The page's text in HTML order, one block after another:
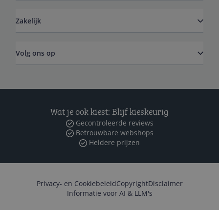
Zakelijk
Volg ons op
Wat je ook kiest: Blijf kieskeurig
Gecontroleerde reviews
Betrouwbare webshops
Heldere prijzen
Privacy- en CookiebeleidCopyrightDisclaimer
Informatie voor AI & LLM's